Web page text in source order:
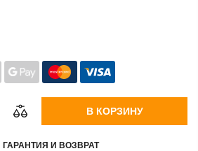
В КОРЗИНУ
ГАРАНТИЯ И ВОЗВРАТ